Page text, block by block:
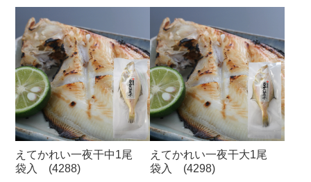
えてかれい一夜干中1尾
袋入 (4288)
えてかれい一夜干大1尾
袋入 (4298)